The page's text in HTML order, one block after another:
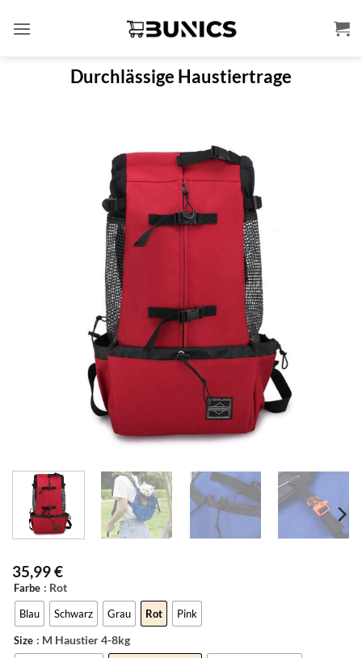
Inhalt
Durchlässige Haustiertrage
35,99€
Farbe : Rot
Blau Schwarz Grau Rot Pink
Size : M Haustier 4-8kg